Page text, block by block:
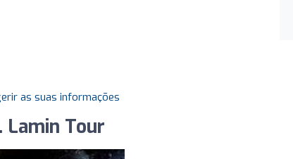
as suas informações
Lamin Tour